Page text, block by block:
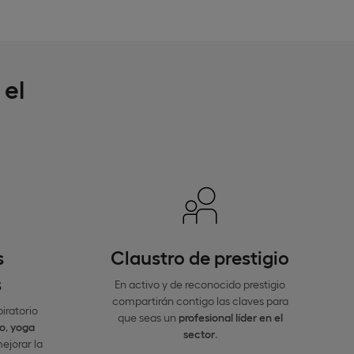
,yoga
la
Claustro de prestigio
En activo y de reconocido prestigio
compartirán contigo las claves para
que seas un profesional líder en el
sector.